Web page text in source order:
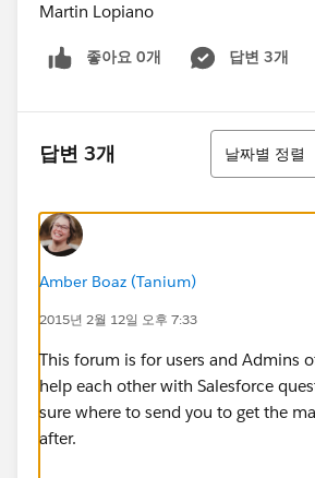
Martin Lopiano
좋아요 0개 답변 3개
답변 3개
정렬
날짜별 정렬
Amber Boaz (Tanium)
2015년 2월 12일 오후 7:33
This forum is for users and Admins
help each other with Salesforce
sure where to send you to get the
after.